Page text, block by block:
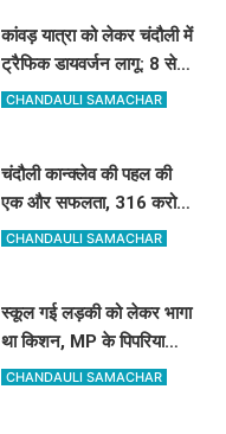
कांवड़ यात्रा को लेकर चंदौली में
ट्रैफिक डायवर्जन लागू: 8 से
11 अगस्त तक बदले रहेंगे ये
CHANDAULI SAMACHAR
चंदौली कान्क्लेव की पहल की
एक और सफलता, 316 करोड़
से गंगा और कर्मनाशा नदी पर
CHANDAULI SAMACHAR
स्कूल गई लड़की को लेकर भागा
था किशन, MP के पिपरिया
स्टेशन से अरेस्ट, लड़की
CHANDAULI SAMACHAR